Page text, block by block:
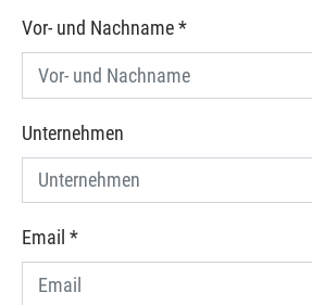
Vor- und Nachname*
Unternehmen
Email *